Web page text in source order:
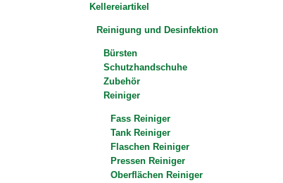
Kellereiartikel
Reinigung und Desinfektion
Bürsten
Schutzhandschuhe
Zubehör
Reiniger
Fass Reiniger
Tank Reiniger
Flaschen Reiniger
Pressen Reiniger
Oberflächen Reiniger